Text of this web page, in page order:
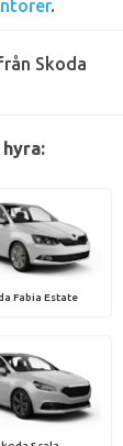
.
Skoda
Fabia Estate